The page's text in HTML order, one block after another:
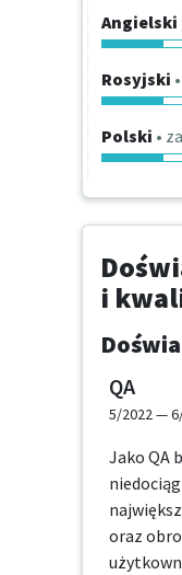
Angielski
Rosyjski
Polski •
i
QA
5/2022 —
Jako QA
oraz